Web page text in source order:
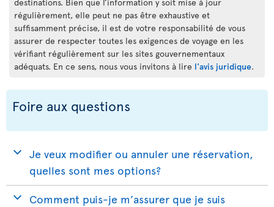
régulièrement, elle peut ne pas être exhaustive et
suffisamment précise, il est de votre responsabilité de vous
assurer de respecter toutes les exigences de voyage en les
vérifiant régulièrement sur les sites gouvernementaux
adéquats. En ce sens, nous vous invitons à lire l'avis juridique.
Foire aux questions
Je veux modifier ou annuler une réservation,
quelles sont mes options?
Comment puis-je m’assurer que je suis